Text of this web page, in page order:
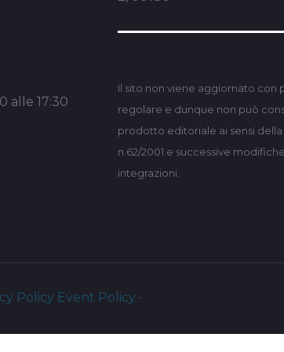
alle 17:30
Il sito non viene aggiornato con
regolare e dunque non può
prodotto editoriale ai sensi
n.62/2001 e successive
integrazioni.
Policy Event Policy ·